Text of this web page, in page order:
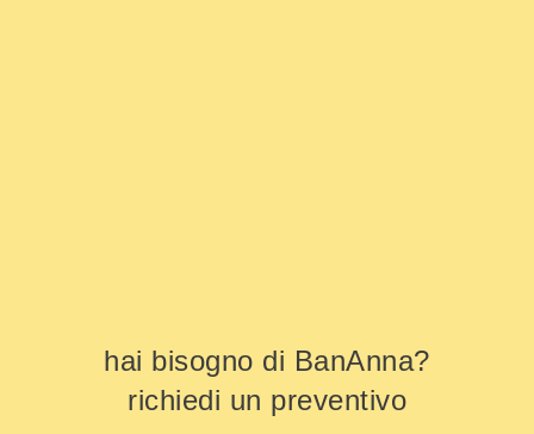
hai bisogno di BanAnna?
richiedi un preventivo